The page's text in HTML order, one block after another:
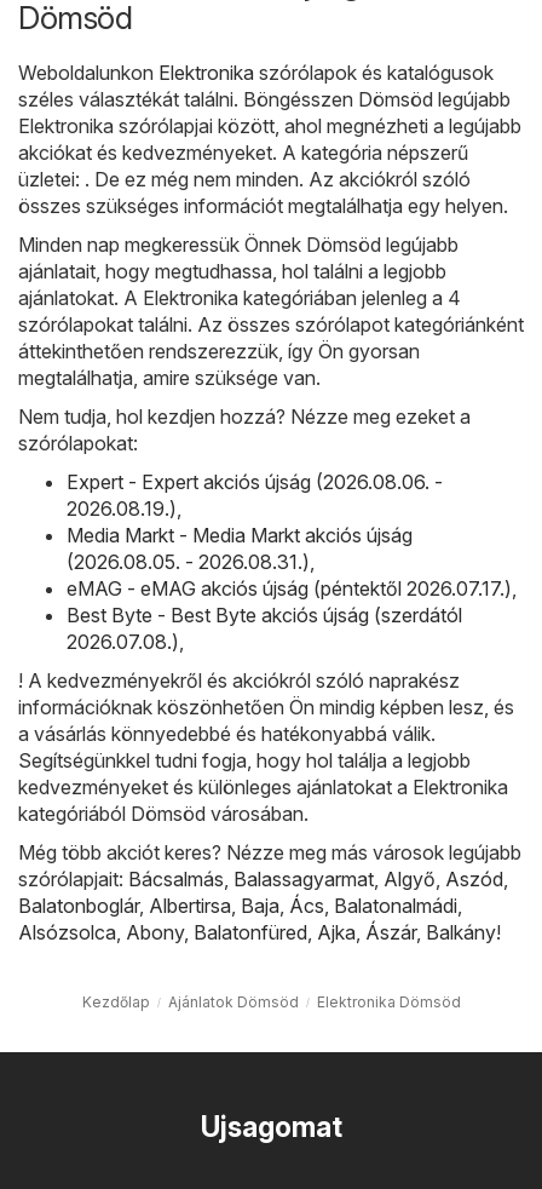
Dömsöd
Weboldalunkon Elektronika szórólapok és katalógusok
széles választékát találni. Böngésszen Dömsöd legújabb
Elektronika szórólapjai között, ahol megnézheti a legújabb
akciókat és kedvezményeket. A kategória népszerű
üzletei: . De ez még nem minden. Az akciókról szóló
összes szükséges információt megtalálhatja egy helyen.
Minden nap megkeressük Önnek Dömsöd legújabb
ajánlatait, hogy megtudhassa, hol találni a legjobb
ajánlatokat. A Elektronika kategóriában jelenleg a 4
szórólapokat találni. Az összes szórólapot kategóriánként
áttekinthetően rendszerezzük, így Ön gyorsan
megtalálhatja, amire szüksége van.
Nem tudja, hol kezdjen hozzá? Nézze meg ezeket a
szórólapokat:
Expert - Expert akciós újság (2026.08.06. -
2026.08.19.)
Media Markt - Media Markt akciós újság
(2026.08.05. - 2026.08.31.)
eMAG - eMAG akciós újság (péntektől 2026.07.17.)
Best Byte - Best Byte akciós újság (szerdától
2026.07.08.)
! A kedvezményekről és akciókról szóló naprakész
információknak köszönhetően Ön mindig képben lesz, és
a vásárlás könnyedebbé és hatékonyabbá válik.
Segítségünkkel tudni fogja, hogy hol találja a legjobb
kedvezményeket és különleges ajánlatokat a Elektronika
kategóriából Dömsöd városában.
Még több akciót keres? Nézze meg más városok legújabb
szórólapjait: Bácsalmás Balassagyarmat Algyő Aszód
Balatonboglár, Albertirsa Baja Ács Balatonalmádi
Alsózsolca Abony, Balatonfüred Ajka Ászár, Balkány!
Kezdőlap Ajánlatok Dömsöd Elektronika Dömsöd
Ujsagomat